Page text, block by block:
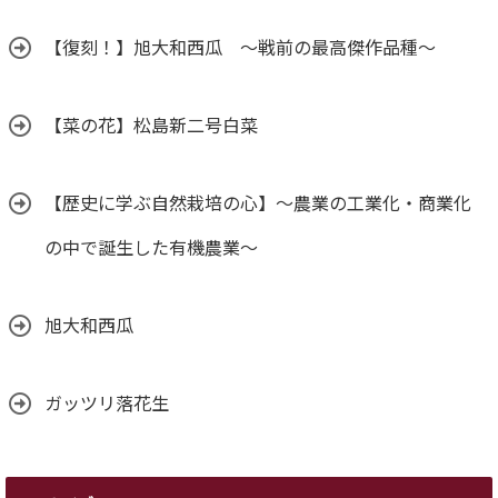
【復刻！】旭大和西瓜 ～戦前の最高傑作品種～
【菜の花】松島新二号白菜
【歴史に学ぶ自然栽培の心】～農業の工業化・商業化
の中で誕生した有機農業～
旭大和西瓜
ガッツリ落花生